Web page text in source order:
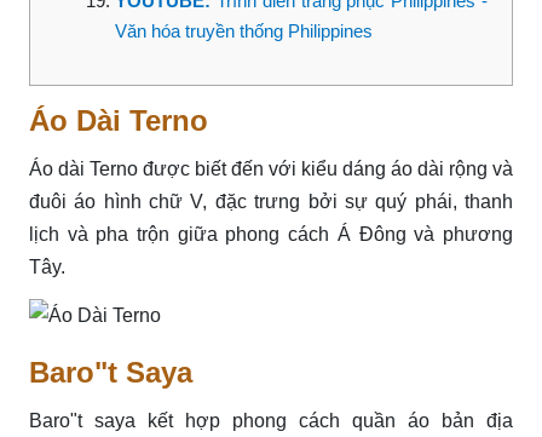
Văn hóa truyền thống Philippines
Áo Dài Terno
Áo dài Terno được biết đến với kiểu dáng áo dài rộng và
đuôi áo hình chữ V, đặc trưng bởi sự quý phái, thanh
lịch và pha trộn giữa phong cách Á Đông và phương
Tây.
Baro"t Saya
Baro"t saya kết hợp phong cách quần áo bản địa